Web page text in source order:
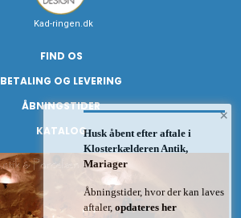
Kad-ringen.dk
FIND OS
BETALING OG LEVERING
ÅBNINGSTIDER
KATALOG
×
Husk åbent efter aftale i
Klosterkælderen Antik,
Mariager
Åbningstider, hvor der kan laves
aftaler, opdateres her